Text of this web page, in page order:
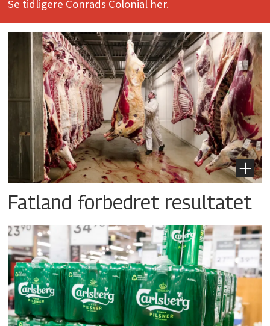
Se tidligere Conrads Colonial her.
Fatland forbedret resultatet